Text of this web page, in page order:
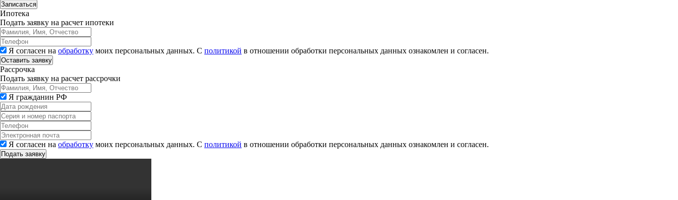
Записаться
Ипотека
Подать заявку на расчет ипотеки
Я согласен на обработку моих персональных данных. С политикой в отношении обработки персональных данных ознакомлен и согласен.
Рассрочка
Подать заявку на расчет рассрочки
Я гражданин РФ
Я согласен на обработку моих персональных данных. С политикой в отношении обработки персональных данных ознакомлен и согласен.